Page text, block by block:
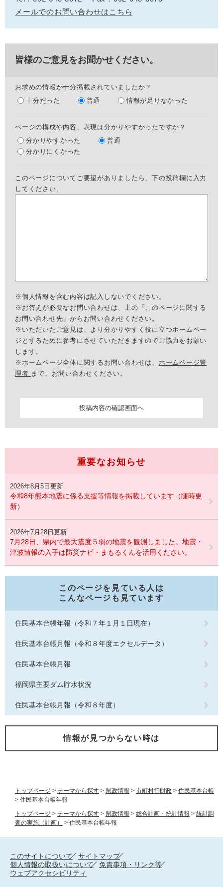
トップページ > テーマから探す > 県政情報 > 市町村行財政 > 住民基本台帳
> 住民基本台帳年報
トップページ > テーマから探す > 県政情報 > 総合計画・統計情報 > 統計調
査の実施（計画）
> 住民基本台帳年報
メールでのお問い合わせはこちら
皆様のご意見をお聞かせください。
お求めの情報が十分掲載されていましたか？
十分だった
普通 情報が足りなかった
ページの構成や内容、表現は分かりやすかったですか？
分かりやすかった
普通
分かりにくかった
このページについてご要望がありましたら、下の投稿欄に入力
してください。
※個人情報を含む内容は記入しないでください。
※お答えが必要なお問い合わせは、上の「このページに関する
お問い合わせ先」からお問い合わせください。
※いただいたご意見は、より分かりやすく役に立つホームペー
ジとするために参考にさせていただきますのでご協力をお願い
します。
※ホームページ全体に関するお問い合わせは、 ホームページ管
理者 まで、お問い合わせください。
重要なお知らせ
2026年8月5日更新
令和8年熊本地震に係る支援等情報を掲載しています（随時更
新）
2026年7月28日更新
7月28日、県内で最大震度５弱の地震を観測しました。地震・
津波情報の入手は防災ナビ・まもるくんを活用ください。
このページを見ている人は
こんなページも見ています
住民基本台帳年報（令和７年１月１日現在）
住民基本台帳月報（令和８年度エクセルデータ）
住民基本台帳月報
福岡県主要ダム貯水状況
住民基本台帳月報（令和８年度）
情報が見つからない時は
このサイトについて
サイトマップ
個人情報の取扱いについて
免責事項・リンク等
ウェブアクセシビリティ